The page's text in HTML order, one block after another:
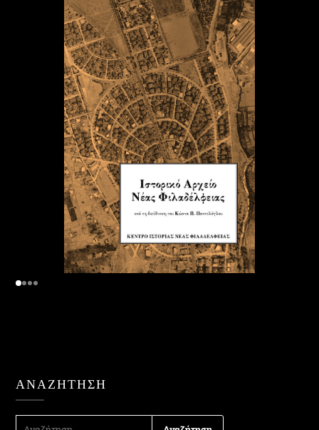
ΑΝΑΖΉΤΗΣΗ
ΑΝΑΖΉΤΗΣΗ